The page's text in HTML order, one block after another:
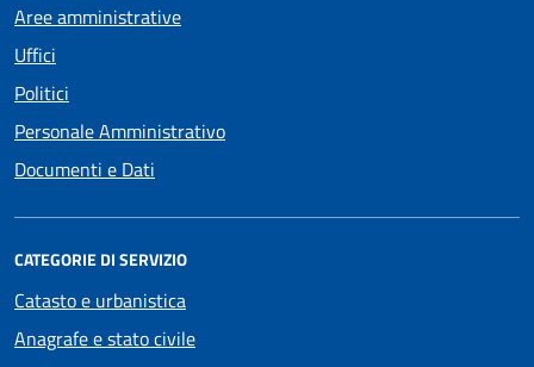
Aree amministrative
Uffici
Politici
Personale Amministrativo
Documenti e Dati
CATEGORIE DI SERVIZIO
Catasto e urbanistica
Anagrafe e stato civile